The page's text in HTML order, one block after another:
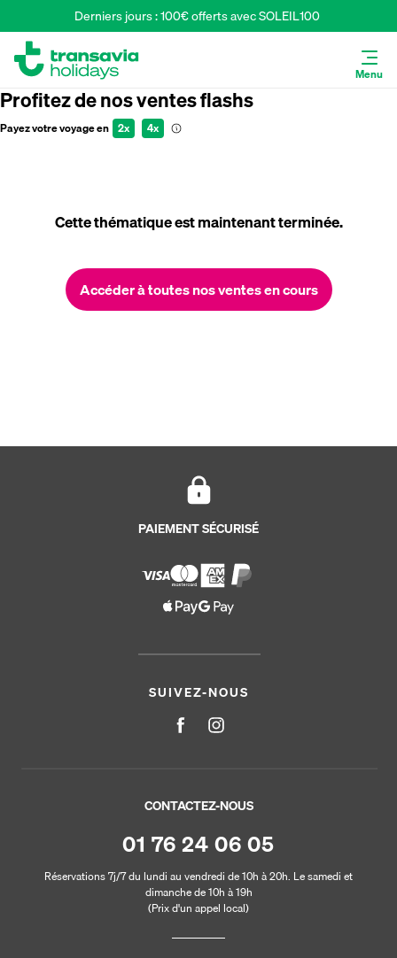
Derniers jours : 100€ offerts avec SOLEIL100
Menu
Profitez de nos ventes flashs
Payez votre voyage en 2x 4x
Cette thématique est maintenant terminée.
Accéder à toutes nos ventes en cours
PAIEMENT SÉCURISÉ
SUIVEZ-NOUS
CONTACTEZ-NOUS
01 76 24 06 05
Réservations 7j/7 du lundi au vendredi de 10h à 20h. Le samedi et
dimanche de 10h à 19h
(Prix d'un appel local)